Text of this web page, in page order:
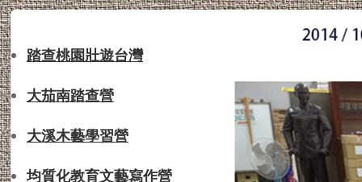
踏查桃園壯遊台灣
大茄南踏查營
大溪木藝學習營
均質化教育文藝寫作營